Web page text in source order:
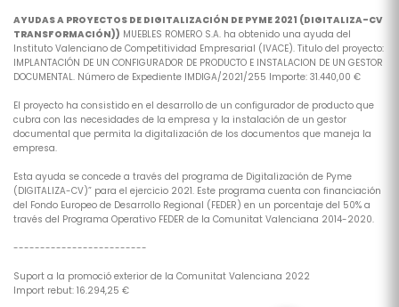
AYUDAS A PROYECTOS DE DIGITALIZACIÓN DE PYME 2021 (DIGITALIZA-CV
TRANSFORMACIÓN)) MUEBLES ROMERO S.A. ha obtenido una ayuda del
Instituto Valenciano de Competitividad Empresarial (IVACE). Titulo del proyecto:
IMPLANTACIÓN DE UN CONFIGURADOR DE PRODUCTO E INSTALACION DE UN GESTOR
DOCUMENTAL. Número de Expediente IMDIGA/2021/255 Importe: 31.440,00 €
El proyecto ha consistido en el desarrollo de un configurador de producto que
cubra con las necesidades de la empresa y la instalación de un gestor
documental que permita la digitalización de los documentos que maneja la
empresa.
Esta ayuda se concede a través del programa de Digitalización de Pyme
(DIGITALIZA-CV)” para el ejercicio 2021. Este programa cuenta con financiación
del Fondo Europeo de Desarrollo Regional (FEDER) en un porcentaje del 50% a
través del Programa Operativo FEDER de la Comunitat Valenciana 2014-2020.
-------------------------
Suport a la promoció exterior de la Comunitat Valenciana 2022
Import rebut: 16.294,25 €